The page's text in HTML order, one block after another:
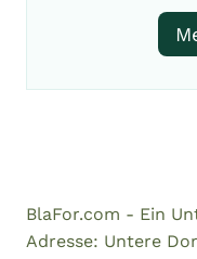
BlaFor.com - Ein
Adresse: Untere